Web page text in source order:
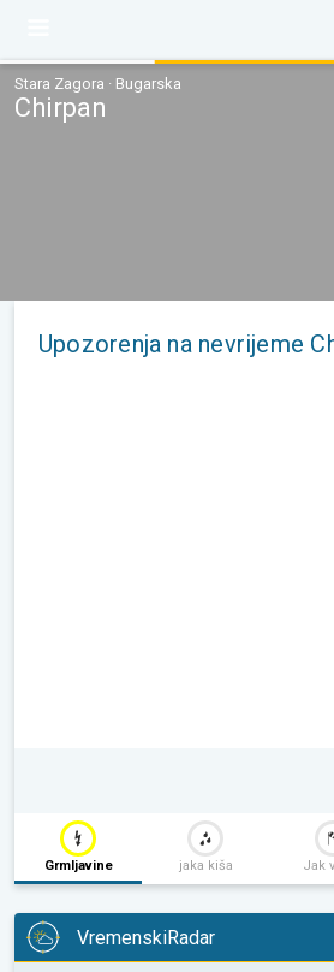
Stara Zagora · Bugarska
Chirpan
Upozorenja na nevrijeme
Grmljavine jaka kiša Jak
VremenskiRadar